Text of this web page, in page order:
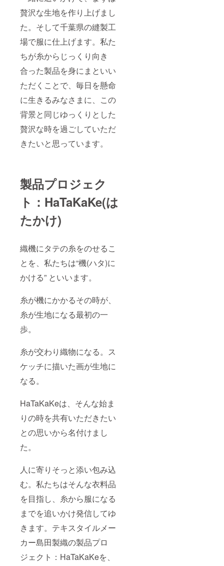
贅沢な生地を作り上げまし
た。そして千葉県の縫製工
場で服に仕上げます。私た
ちが糸からじっくり向き
合った製品を身にまといい
ただくことで、毎日を懸命
に生きるみなさまに、この
背景と同じゆっくりとした
贅沢な時を過ごしていただ
きたいと思っています。
製品プロジェク
ト：HaTaKaKe(は
たかけ)
織機にタテの糸をのせるこ
とを、私たちは“機(ハタ)に
かける” といいます。
糸が機にかかるその時が、
糸が生地になる最初の一
歩。
糸が交わり織物になる。ス
ケッチに描いた画が生地に
なる。
HaTaKaKeは、そんな始ま
りの時を共有いただきたい
との思いから名付けまし
た。
人に寄りそっと添い包み込
む。私たちはそんな衣料品
を目指し、糸から服になる
までを追いかけ発信してゆ
きます。テキスタイルメー
カー島田製織の製品プロ
ジェクト：HaTaKaKeを、